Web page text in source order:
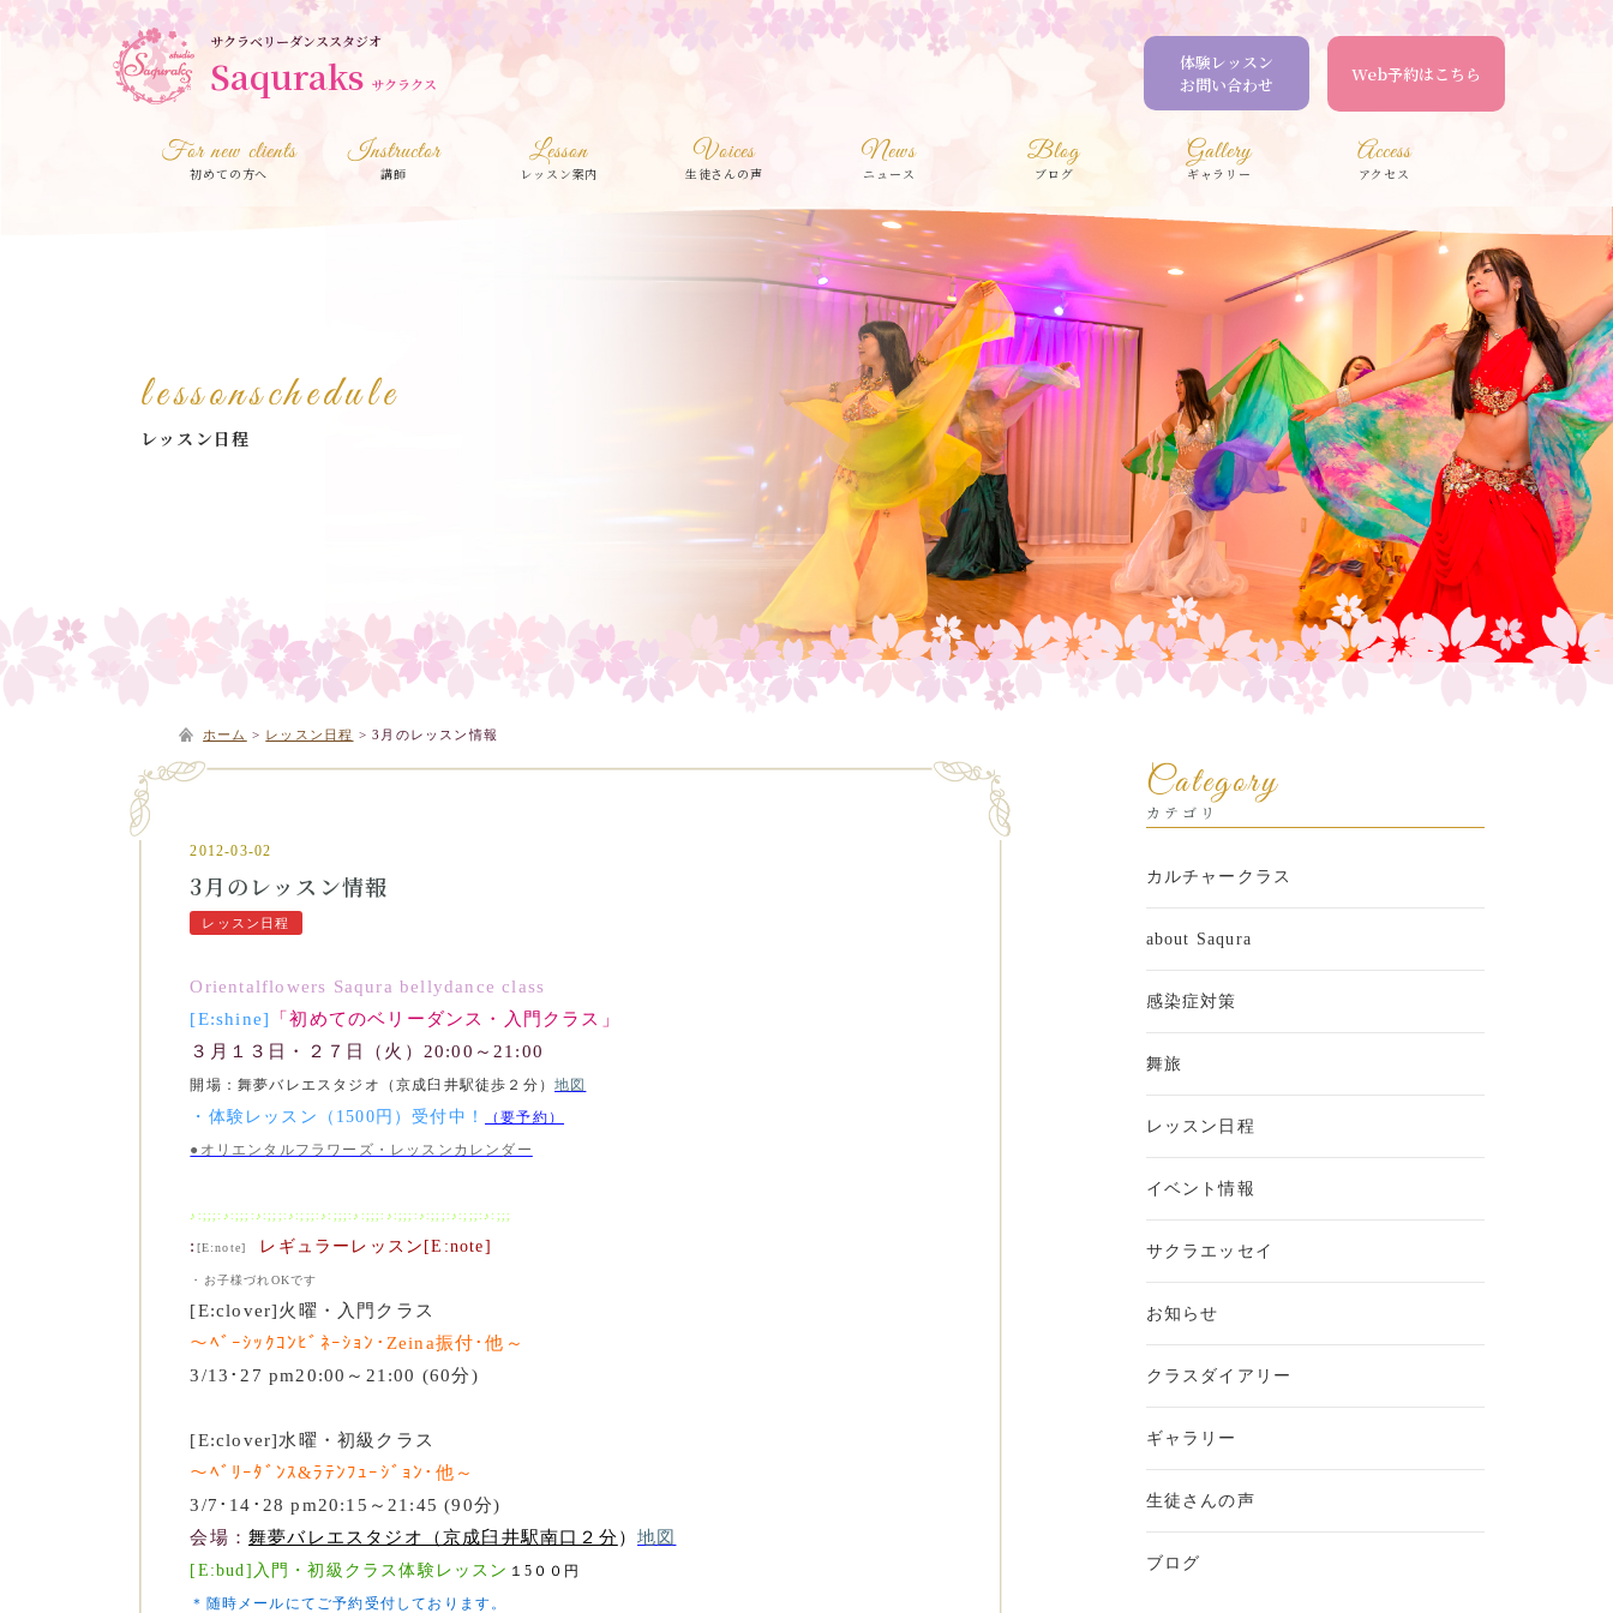
サクラベリーダンススタジオ
Saquraks サクラクス
体験レッスン
お問い合わせ
Web予約はこちら
For new clients
初めての方へ
Instructor
講師
Lesson
レッスン案内
Voices
生徒さんの声
News
ニュース
Blog
ブログ
Gallery
ギャラリー
Access
アクセス
lessonschedule
レッスン日程
ホーム > レッスン日程 >3月のレッスン情報
2012-03-02
3月のレッスン情報
レッスン日程
Orientalflowers Saqura bellydance class
[E:shine]
「初めてのベリーダンス・入門クラス」
３月１３日・２７日（火）20:00～21:00
開場：舞夢バレエスタジオ（京成臼井駅徒歩２分）地図
・体験レッスン（1500円）受付中！
（要予約）
●オリエンタルフラワーズ・レッスンカレンダー
♪:;;;:♪:;;;:♪:;;;:♪:;;;:♪:;;;:♪:;;;:♪:;;;:♪:;;;:♪:;;;:♪:;;;
: [E:note] レギュラーレッスン[E:note]
・お子様づれOKです
[E:clover]火曜・入門クラス
～ﾍﾞｰｼｯｸｺﾝﾋﾞﾈｰｼｮﾝ･Zeina振付･他～
3/13･27 pm20:00～21:00 (60分)
[E:clover]水曜・初級クラス
～ﾍﾞﾘｰﾀﾞﾝｽ&ﾗﾃﾝﾌｭｰｼﾞｮﾝ･他 ～
3/7･14･28 pm20:15～21:45 (90分)
会場：舞夢バレエスタジオ（京成臼井駅南口２分）地図
[E:bud]入門・初級クラス体験レッスン １5００円
＊随時メールにてご予約受付しております。
Category
カテゴリ
カルチャークラス
about Saqura
感染症対策
舞旅
レッスン日程
イベント情報
サクラエッセイ
お知らせ
クラスダイアリー
ギャラリー
生徒さんの声
ブログ